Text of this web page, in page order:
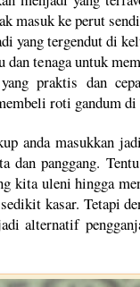
masuk ke perut
yang tergendut di
tenaga untuk
praktis dan
roti gandum
anda masukkan
dan panggang.
kita uleni hingga
kasar. Tetapi
alternatif